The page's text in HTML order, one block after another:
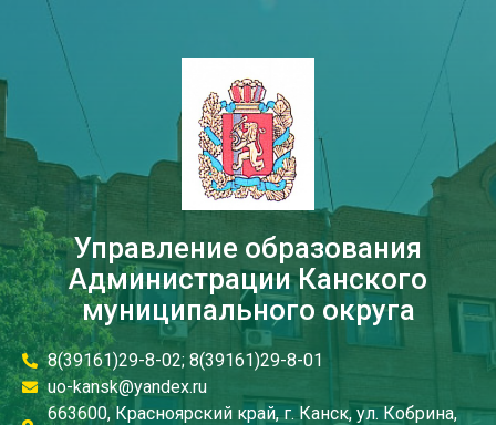
Управление образования
Администрации Канского
муниципального округа
8(39161)29-8-02; 8(39161)29-8-01
uo-kansk@yandex.ru
663600, Красноярский край, г. Канск, ул. Кобрина,